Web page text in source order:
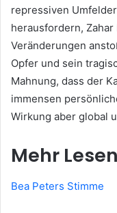
repressiven
herausfordern,
Veränderungen
Opfer und sein
Mahnung, dass der
immensen
Wirkung aber global
Mehr Lesen
Bea Peters Stimme